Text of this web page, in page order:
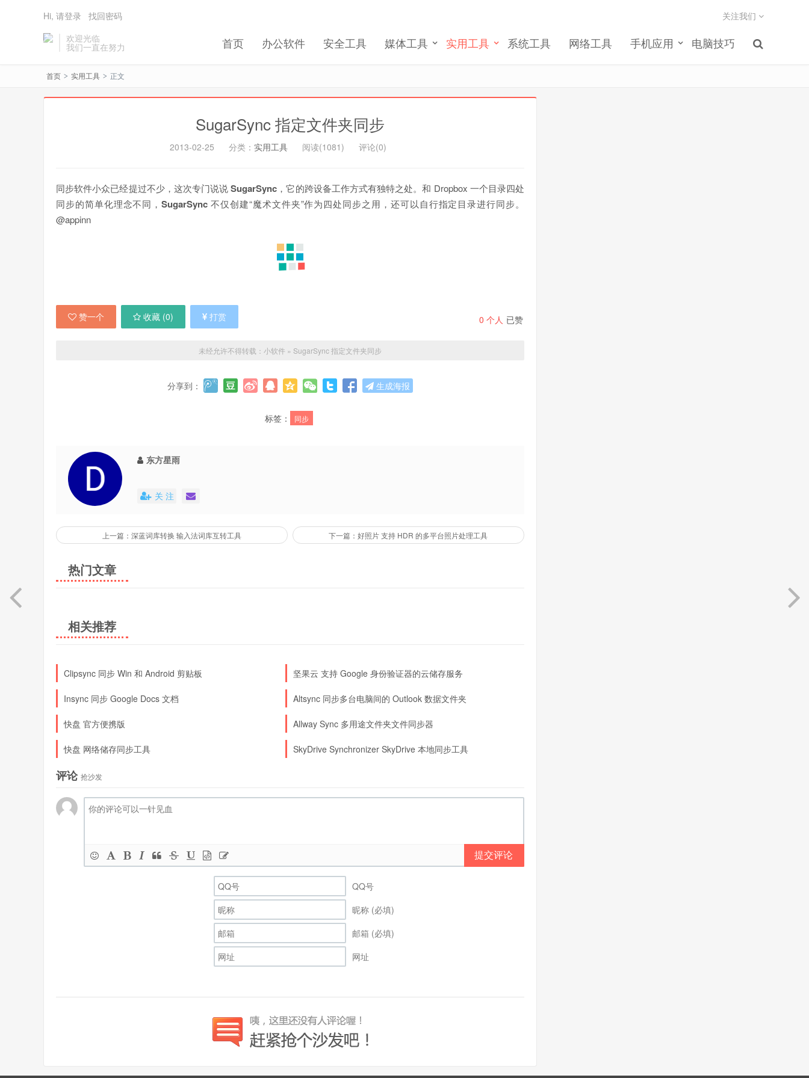
欢迎光临
我们一直在努力 首页 办公软件 安全工具 媒体工具 实用工具 系统工具 网络工具 手机应用 电脑技巧
关注我们
Hi, 请登录 找回密码
首页 > 实用工具 > 正文
SugarSync 指定文件夹同步
2013-02-25 分类： 实用工具 阅读(1081) 评论(0)
同步软件小众已经提过不少，这次专门说说SugarSync ，它的跨设备工作方式有独特之处。和 Dropbox 一个目录四处
同步的简单化理念不同，SugarSync 不仅创建“魔术文件夹”作为四处同步之用，还可以自行指定目录进行同步。
@appinn
0 个人 已赞
赞一个 收藏 (0) 打赏
未经允许不得转载： 小软件 » SugarSync 指定文件夹同步
分享到： 生成海报
标签： 同步
东方星雨
关 注
上一篇：深蓝词库转换 输入法词库互转工具 下一篇：好照片 支持 HDR 的多平台照片处理工具
热门文章
相关推荐
Clipsync 同步 Win 和 Android 剪贴板 坚果云 支持 Google 身份验证器的云储存服务
Insync 同步 Google Docs 文档 Altsync 同步多台电脑间的 Outlook 数据文件夹
快盘 官方便携版 Allway Sync 多用途文件夹文件同步器
快盘 网络储存同步工具 SkyDrive Synchronizer SkyDrive 本地同步工具
评论 抢沙发
提交评论
QQ号
昵称 (必填)
邮箱 (必填)
网址